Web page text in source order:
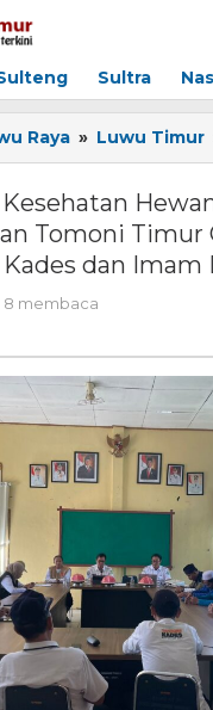
Sultra
Raya » Luwu Timur
Tomoni Timur
dan Imam
8 membaca